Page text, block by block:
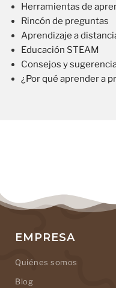
Herramientas de
Rincón de preguntas
Aprendizaje a
Educación STEAM
Consejos y
¿Por qué aprender a
EMPRESA
Quiénes somos
Blog